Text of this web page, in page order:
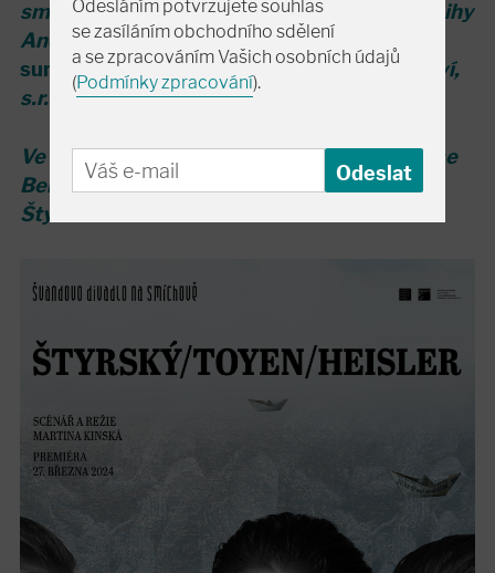
smyšlené. Faktografii čerpá především z knihy
Andrey Sedláčkové -Toyen, první dáma
surrealismu(vydal PROSTOR, nakladatelství,
s.r.o., Praha 2023).
Ve scénáři jsou užity citace z knihy Aloysiuse
Bertranda Kašpar noci
a texty Jindřicha
Štyrského a Jindřicha Heislera.
Odesláním potvrzujete souhlas
se zasíláním obchodního sdělení
a se zpracováním Vašich osobních údajů
(Podmínky zpracování).